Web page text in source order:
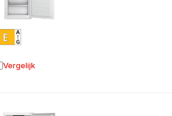
Vergelijk aan vergelijking